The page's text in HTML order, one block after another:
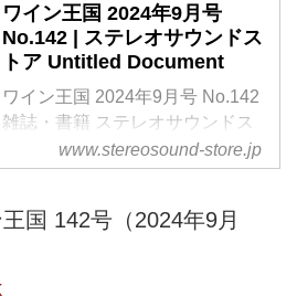
ワイン王国 2024年9月号
No.142 | ステレオサウンドス
トア Untitled Document
ワイン王国 2024年9月号 No.142
雑誌・書籍 ステレオサウンドス
www.stereosound-store.jp
国 142号（2024年9月